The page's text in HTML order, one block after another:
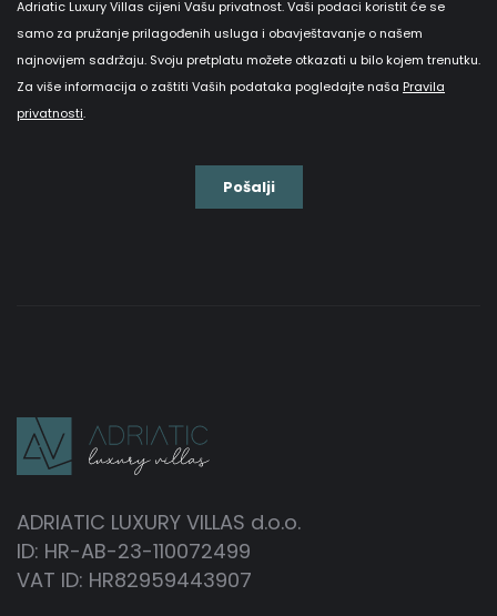
ADRIATIC LUXURY VILLAS d.o.o.
ID: HR-AB-23-110072499
VAT ID: HR82959443907